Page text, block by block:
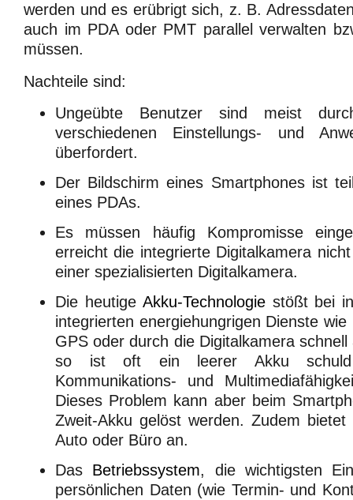
werden und es erübrigt sich, z. B.
auch im PDA oder PMT parallel verwalten
müssen.
Nachteile sind:
Ungeübte Benutzer sind meist
verschiedenen Einstellungs- und
überfordert.
Der Bildschirm eines Smartphones ist
eines PDAs.
Es müssen häufig Kompromisse
erreicht die integrierte Digitalkamera
einer spezialisierten Digitalkamera.
Die heutige Akku-Technologiestößt bei
integrierten energiehungrigen Dienste
GPS oder durch die Digitalkamera
so ist oft ein leerer Akku
Kommunikations- und
Dieses Problem kann aber beim
Zweit-Akku gelöst werden. Zudem
Auto oder Büro an.
Das Betriebssystem, die wichtigsten
persönlichen Daten (wie Termin- und